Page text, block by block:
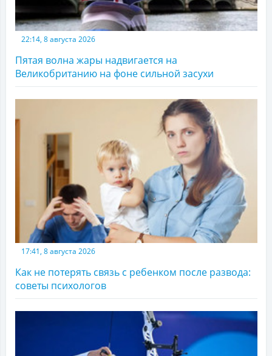
22:14, 8 августа 2026
Пятая волна жары надвигается на
Великобританию на фоне сильной засухи
17:41, 8 августа 2026
Как не потерять связь с ребенком после развода:
советы психологов